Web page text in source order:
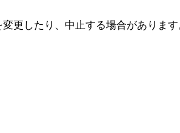
更したり、中止する場合があります